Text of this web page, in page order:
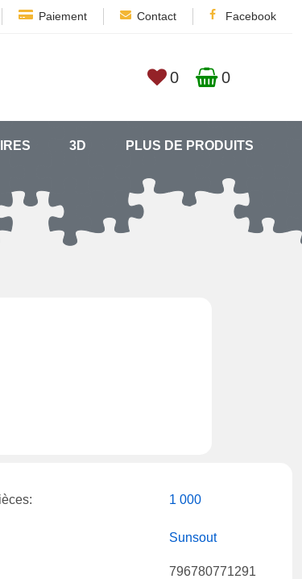
Paiement Contact Facebook
0 0
3D PLUS DE PRODUITS
1 000
Sunsout
796780771291